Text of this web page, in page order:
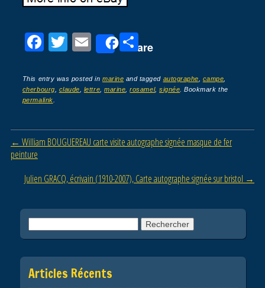
F
c
e
o
k
T
tt
er
E
ail
Share
P
ta
g
This entry was posted inmarine and tagged autographe campe
cherbourg
claude lettre ,marine ,rosamel,signée . Bookmark the
permalink
Post navigation
← William BOUGUEREAU carte visite autographe signée masque de fer
peinture
Julien GRACQ, écrivain (1910-2007), Carte autographe signée sur bristol →
Articles Récents